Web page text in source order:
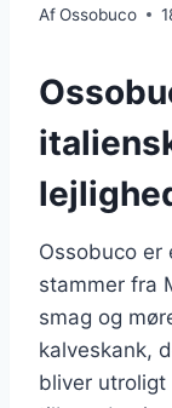
AfOssobuco
Ossobuco
stammer fra
smag og
kalveskank,
bliver